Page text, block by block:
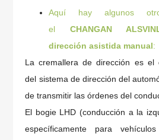
Aquí hay algunos
el CHANGAN ALSVIN
dirección asistida manual:
La cremallera de dirección es el
del sistema de dirección del
de transmitir las órdenes del
El bogie LHD (conducción a la
específicamente para